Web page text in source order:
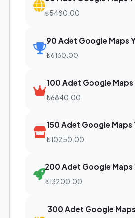
₺5480.00
90 Adet Google Maps
₺6160.00
100 Adet Google Maps
₺6840.00
150 Adet Google Maps
₺10250.00
200 Adet Google Maps
₺13200.00
300 Adet Google Maps